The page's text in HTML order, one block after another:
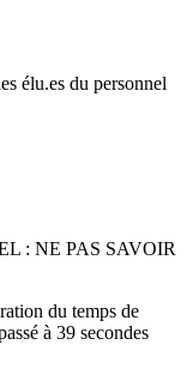
élu.es du personnel
: NE PAS SAVOIR
du temps de
à 39 secondes